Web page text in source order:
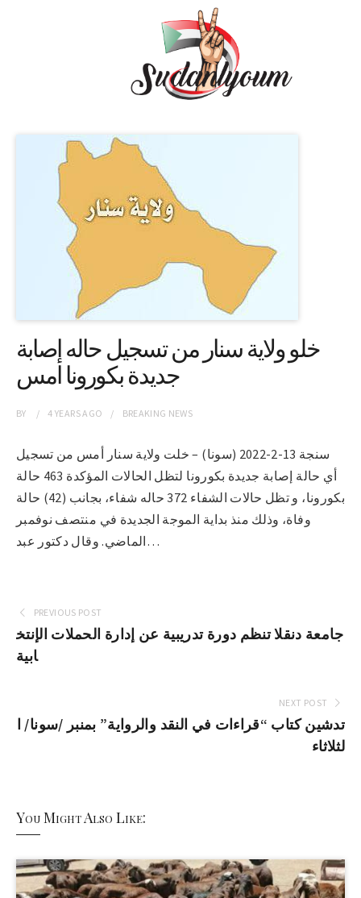
خلو ولاية سنار من تسجيل حاله إصابة
جديدة بكورونا امس
BY 4 YEARSAGO BREAKING NEWS
سنجة 13-2-2022 (سونا) – خلت ولاية سنار أمس من تسجيل
أي حالة إصابة جديدة بكورونا لتظل الحالات المؤكدة 463 حالة
بكورونا، و تظل حالات الشفاء 372 حاله شفاء، بجانب (42) حالة
وفاة، وذلك منذ بداية الموجة الجديدة في منتصف نوفمبر
الماضي. وقال دكتور عبد…
PREVIOUS POST
جامعة دنقلا تنظم دورة تدريبية عن إدارة الحملات الإنتخ
ابية
NEXT POST
تدشين كتاب “قراءات في النقد والرواية” بمنبر /سونا/ ا
لثلاثاء
You Might Also Like: